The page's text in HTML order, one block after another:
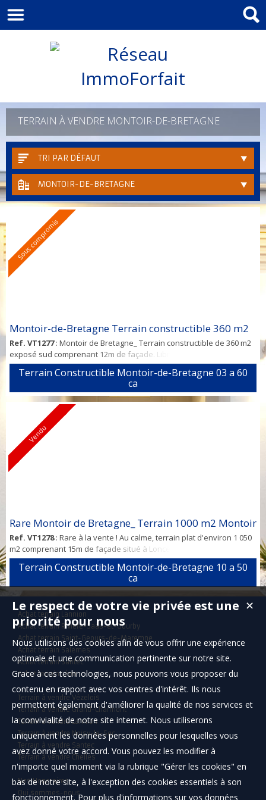
TERRAIN À VENDRE MONTOIR-DE-BRETAGNE
TRI PAR DÉFAUT
MONTOIR-DE-BRETAGNE
Sous compromis
Montoir-de-Bretagne Terrain constructible 360 m2
Ref. VT1277: Montoir de Bretagne_ Terrain constructible de 360 m2
exposé sud comprenant 12m de façade. Libre de constructeur.
Prévoir raccordement au tout à l'égout ainsi que la viabilisation.
D'autres parcelles sont disponibles, pour plus d'informations
Terrain Constructible Montoir-de-Bretagne 03 a 60
ca
Vendu
Rare Montoir de Bretagne_ Terrain 1000 m2 Montoir
Ref. VT1278: Rare à la vente ! Au calme, terrain plat d'environ 1 050
m2 comprenant 15m de façade situé à Loncé. Libre de constructeur,
la parcelle permet la construction d'un plain-pied ou d'une maison à
étage avec jardin exposé sud. Pour plus d'information ou organiser
une visite, n'hésitez pas à me contacter.
Terrain Constructible Montoir-de-Bretagne 10 a 50
ca
Achat terrain Lannion
Achat terrain Rivière-Saas-et-Gourby
Achat terrain Saint-Geours-de-Maremne
Achat terrain Salernes
Achat terrain Santec
Achat terrain Léon
Terrain à vendre Vézelois
Terrain à vendre Grand-Charmont
Terrain à vendre Lannion
Terrain à vendre Noisy-le-Sec
Terrain à vendre Santec
Terrain à vendre Chelles
Nos Honoraires
Qui sommes-nous
✕
Le respect de votre vie privée est une
priorité pour nous
Nous utilisons des cookies afin de vous offrir une expérience
optimale et une communication pertinente sur notre site.
Grace à ces technologies, nous pouvons vous proposer du
contenu en rapport avec vos centres d'intérêt. Ils nous
permettent également d'améliorer la qualité de nos services et
la convivialité de notre site internet. Nous utiliserons
uniquement les données personnelles pour lesquelles vous
avez donné votre accord. Vous pouvez les modifier à
n'importe quel moment via la rubrique "Gérer les cookies" en
bas de notre site, à l'exception des cookies essentiels à son
fonctionnement. Pour plus d'informations sur vos données